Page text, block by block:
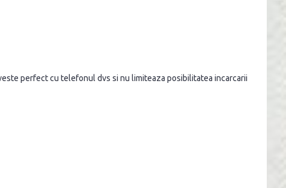
perfect cu telefonul dvs si nu limiteaza posibilitatea incarcarii